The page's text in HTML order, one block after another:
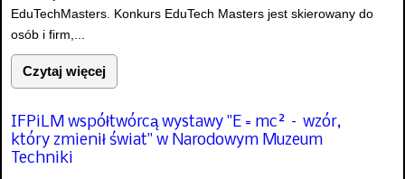
EduTechMasters. Konkurs EduTech Masters jest skierowany do
osób i firm,...
Czytaj więcej
IFPiLM współtwórcą wystawy "E = mc² – wzór,
który zmienił świat" w Narodowym Muzeum
Techniki